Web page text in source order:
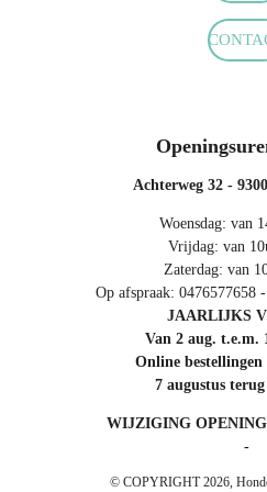
Achterweg 32 -
Woensdag: van
Vrijdag: van
Zaterdag: van
Op afspraak: 0476577658 -
JAARLIJKS
Van 2 aug. t.e.m.
Online
7 augustus
WIJZIGING
-
© COPYRIGHT 2026,